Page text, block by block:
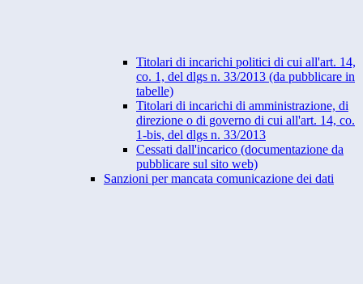
Titolari di incarichi politici di cui all'art. 14,
co. 1, del dlgs n. 33/2013 (da pubblicare in
tabelle)
Titolari di incarichi di amministrazione, di
direzione o di governo di cui all'art. 14, co.
1-bis, del dlgs n. 33/2013
Cessati dall'incarico (documentazione da
pubblicare sul sito web)
Sanzioni per mancata comunicazione dei dati